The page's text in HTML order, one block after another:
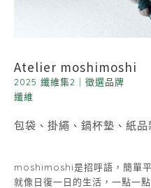
Atelier moshimoshi
2025 纖維集2
徵選品牌
纖維
包袋、掛繩、鍋杯墊、紙品
moshimoshi是招呼語，簡單
就像日復一日的生活，一點一